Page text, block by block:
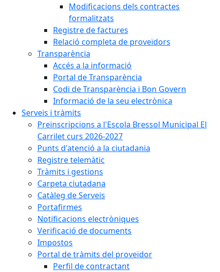
Modificacions dels contractes
formalitzats
Registre de factures
Relació completa de proveïdors
Transparència
Accés a la informació
Portal de Transparència
Codi de Transparència i Bon Govern
Informació de la seu electrònica
Serveis i tràmits
Preinscripcions a l'Escola Bressol Municipal El
Carrilet curs 2026-2027
Punts d'atenció a la ciutadania
Registre telemàtic
Tràmits i gestions
Carpeta ciutadana
Catàleg de Serveis
Portafirmes
Notificacions electròniques
Verificació de documents
Impostos
Portal de tràmits del proveïdor
Perfil de contractant